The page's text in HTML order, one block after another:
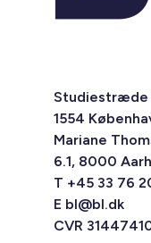
Studiestræde
1554
Mariane
6.1, 8000
T +45 33 76
E bl@bl.dk
CVR